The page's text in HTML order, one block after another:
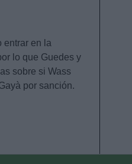
entrar en la
lo que Guedes y
sobre si Wass
por sanción.